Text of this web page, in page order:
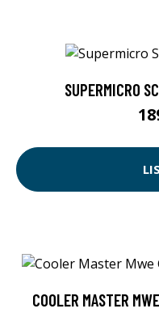
SUPERMICRO
COOLER MASTER